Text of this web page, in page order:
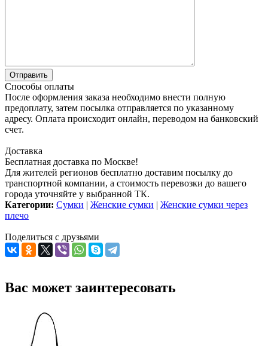
Способы оплаты
После оформления заказа необходимо внести полную
предоплату, затем посылка отправляется по указанному
адресу. Оплата происходит онлайн, переводом на банковский
счет.
Доставка
Бесплатная доставка по Москве!
Для жителей регионов бесплатно доставим посылку до
транспортной компании, а стоимость перевозки до вашего
города уточняйте у выбранной ТК.
Категории: Сумки | Женские сумки | Женские сумки через
плечо
Поделиться с друзьями
Вас может заинтересовать